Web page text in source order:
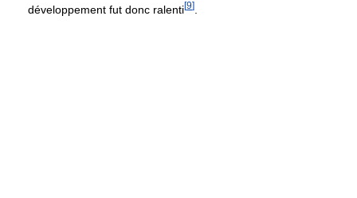
développement fut donc ralenti[9]